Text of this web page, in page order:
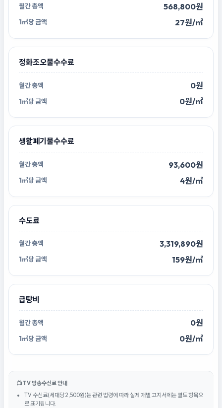
568,800원
27원/㎡
정화조오물수수료
0원
0원/㎡
생활폐기물수수료
93,600원
4원/㎡
수도료
3,319,890원
159원/㎡
급탕비
0원
0원/㎡
📺 TV 방송수신료 안내
TV 수신료(세대당 2,500원)는 관련 법령에 따라 실제 개별 고지서에는 별도 항목으
로 표기됩니다.